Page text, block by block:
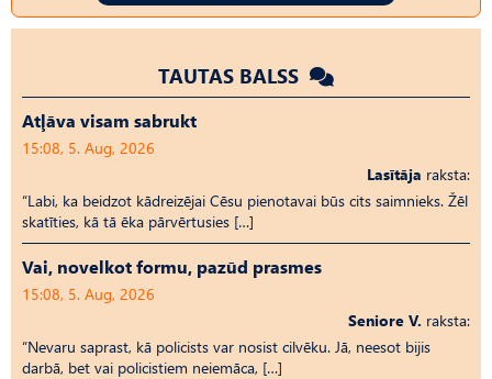
TAUTAS BALSS
Atļāva visam sabrukt
15:08, 5. Aug, 2026
Lasītāja raksta:
“Labi, ka beidzot kādreizējai Cēsu pienotavai būs cits saimnieks. Žēl
skatīties, kā tā ēka pārvērtusies […]
Vai, novelkot formu, pazūd prasmes
15:08, 5. Aug, 2026
Seniore V. raksta:
“Nevaru saprast, kā policists var nosist cilvēku. Jā, neesot bijis
darbā, bet vai policistiem neiemāca, […]